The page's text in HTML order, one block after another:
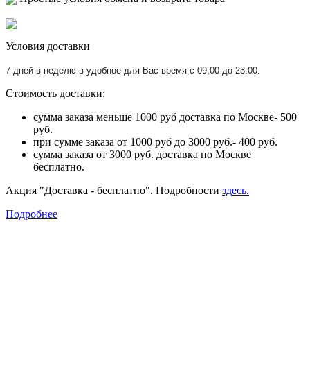
Условия доставки
7 дней в неделю в удобное для Вас время с 09:00 до 23:00.
Стоимость доставки:
сумма заказа меньше 1000 руб доставка по Москве- 500
руб.
при сумме заказа от 1000 руб до 3000 руб.- 400 руб.
сумма заказа от 3000 руб. доставка по Москве
бесплатно.
Акция "Доставка - бесплатно". Подробности здесь.
Подробнее